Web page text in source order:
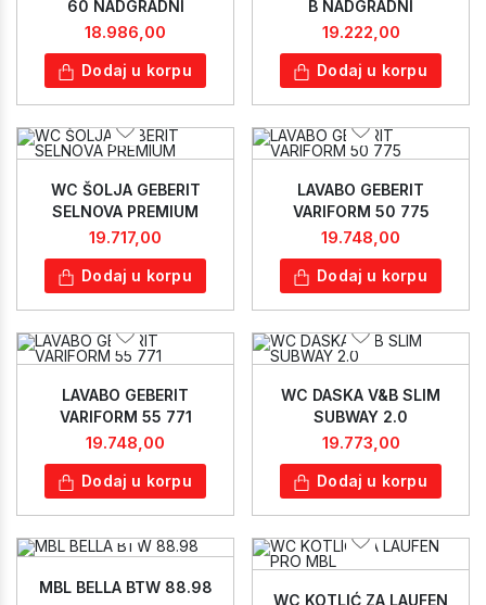
60 NADGRADNI
18.986,00
Dodaj u korpu
B NADGRADNI
19.222,00
Dodaj u korpu
WC ŠOLJA GEBERIT
SELNOVA PREMIUM
19.717,00
Dodaj u korpu
LAVABO GEBERIT
VARIFORM 50 775
19.748,00
Dodaj u korpu
LAVABO GEBERIT
VARIFORM 55 771
19.748,00
Dodaj u korpu
WC DASKA V&B SLIM
SUBWAY 2.0
19.773,00
Dodaj u korpu
MBL BELLA BTW 88.98
WC KOTLIĆ ZA LAUFEN